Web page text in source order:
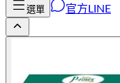
選單 官方LINE